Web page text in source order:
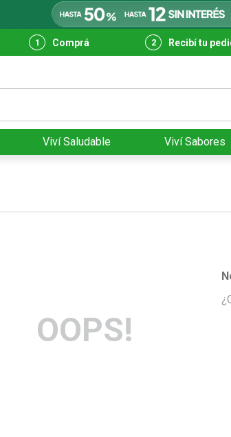
Comprá Recibí tu
Viví Saludable Viví Sabores
OOPS!